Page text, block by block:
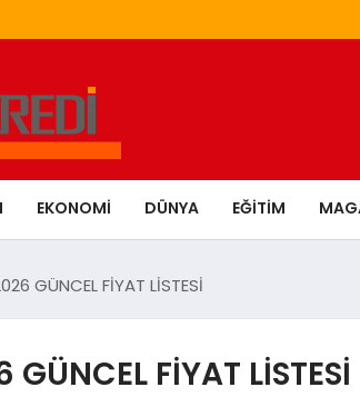
EKONOMI DÜNYA EĞITIM
GÜNCEL FİYAT LİSTESİ
GÜNCEL FİYAT LİSTESİ